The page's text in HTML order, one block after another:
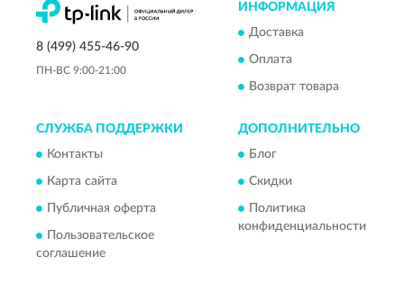
8 (499) 455-46-90
ПН-ВС 9:00-21:00
ИНФОРМАЦИЯ
Доставка
Оплата
Возврат товара
СЛУЖБА ПОДДЕРЖКИ
Контакты
Карта сайта
Публичная оферта
Пользовательское
соглашение
ДОПОЛНИТЕЛЬНО
Блог
Скидки
Политика
конфиденциальности